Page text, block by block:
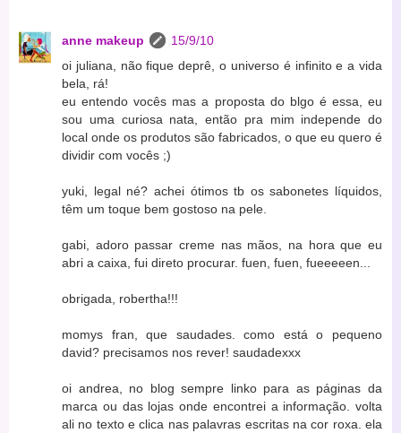
anne makeup
15/9/10
oi juliana, não fique deprê, o universo é infinito e a vida
bela, rá!
eu entendo vocês mas a proposta do blgo é essa, eu
sou uma curiosa nata, então pra mim independe do
local onde os produtos são fabricados, o que eu quero é
dividir com vocês ;)
yuki, legal né? achei ótimos tb os sabonetes líquidos,
têm um toque bem gostoso na pele.
gabi, adoro passar creme nas mãos, na hora que eu
abri a caixa, fui direto procurar. fuen, fuen, fueeeeen...
obrigada, robertha!!!
momys fran, que saudades. como está o pequeno
david? precisamos nos rever! saudadexxx
oi andrea, no blog sempre linko para as páginas da
marca ou das lojas onde encontrei a informação. volta
ali no texto e clica nas palavras escritas na cor roxa. ela